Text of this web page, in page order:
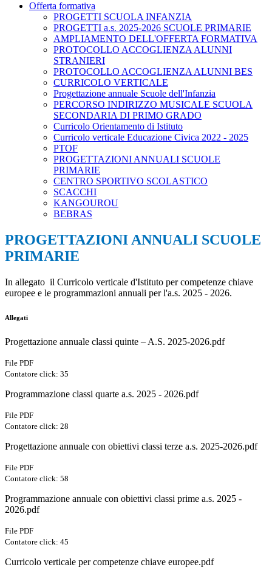
Offerta formativa
PROGETTI SCUOLA INFANZIA
PROGETTI a.s. 2025-2026 SCUOLE PRIMARIE
AMPLIAMENTO DELL'OFFERTA FORMATIVA
PROTOCOLLO ACCOGLIENZA ALUNNI
STRANIERI
PROTOCOLLO ACCOGLIENZA ALUNNI BES
CURRICOLO VERTICALE
Progettazione annuale Scuole dell'Infanzia
PERCORSO INDIRIZZO MUSICALE SCUOLA
SECONDARIA DI PRIMO GRADO
Curricolo Orientamento di Istituto
Curricolo verticale Educazione Civica 2022 - 2025
PTOF
PROGETTAZIONI ANNUALI SCUOLE
PRIMARIE
CENTRO SPORTIVO SCOLASTICO
SCACCHI
KANGOUROU
BEBRAS
PROGETTAZIONI ANNUALI SCUOLE
PRIMARIE
In allegato il Curricolo verticale d'Istituto per competenze chiave
europee e le programmazioni annuali per l'a.s. 2025 - 2026.
Allegati
Progettazione annuale classi quinte – A.S. 2025-2026.pdf
File PDF
Contatore click: 35
Programmazione classi quarte a.s. 2025 - 2026.pdf
File PDF
Contatore click: 28
Progettazione annuale con obiettivi classi terze a.s. 2025-2026.pdf
File PDF
Contatore click: 58
Programmazione annuale con obiettivi classi prime a.s. 2025 -
2026.pdf
File PDF
Contatore click: 45
Curricolo verticale per competenze chiave europee.pdf